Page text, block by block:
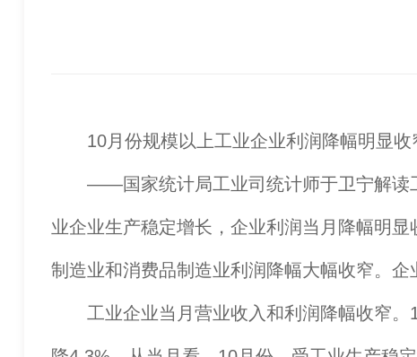
10月份规模以上工业企业利润降幅明显收
——国家统计局工业司统计师于卫宁解读工
业企业生产稳定增长，企业利润当月降幅明
制造业和消费品制造业利润降幅大幅收窄。企
工业企业当月营业收入和利润降幅收窄。